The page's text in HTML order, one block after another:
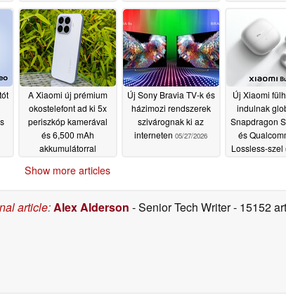
piacra06/27/2026
A Xiaomi új prémium
okostelefont ad ki 5x
periszkóp kamerával
és 6,500 mAh
akkumulátorral
Új Sony Bravia TV-k és
házimozi rendszerek
szivárognak ki az
interneten 05/27/2026
Új Xiaomi
indulnak
Snapdragon
és
Lossless-szel
Show more articles
article:Alex Alderson - Senior Tech Writer- 15152